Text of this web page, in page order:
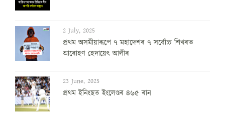
2 July, 2025
প্ৰথম অসমীয়াৰূপে ৭ মহাদেশৰ ৭ সৰ্বোচ্চ শিখৰত
আৰোহণ হেদায়েৎ আলীৰ
23 June, 2025
প্ৰথম ইনিংছত ইংলেণ্ডৰ ৪৬৫ ৰান